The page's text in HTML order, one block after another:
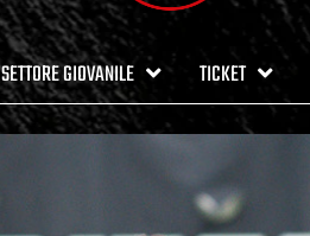
SETTORE GIOVANILE TICKET